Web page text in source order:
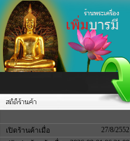
เปิดร้านค้าเมื่อ
27/8/2552